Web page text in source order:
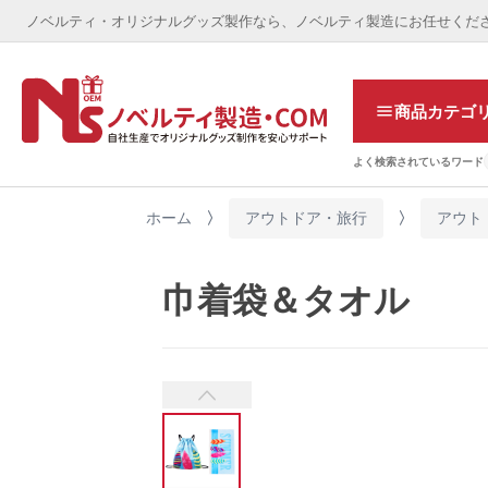
ノベルティ・オリジナルグッズ製作なら、ノベルティ製造にお任せくだ
商品カテゴ
よく検索されているワード
ホーム アウトドア・旅行 アウト
巾着袋＆タオル